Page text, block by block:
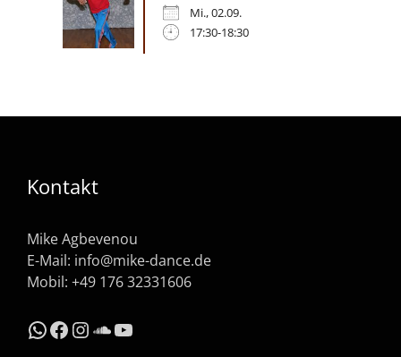
Mi., 02.09.
17:30-18:30
Kontakt
Mike Agbevenou
E-Mail: info@mike-dance.de
Mobil: +49 176 32331606
WhatsApp
Facebook
Instagram
SoundCloud
YouTube